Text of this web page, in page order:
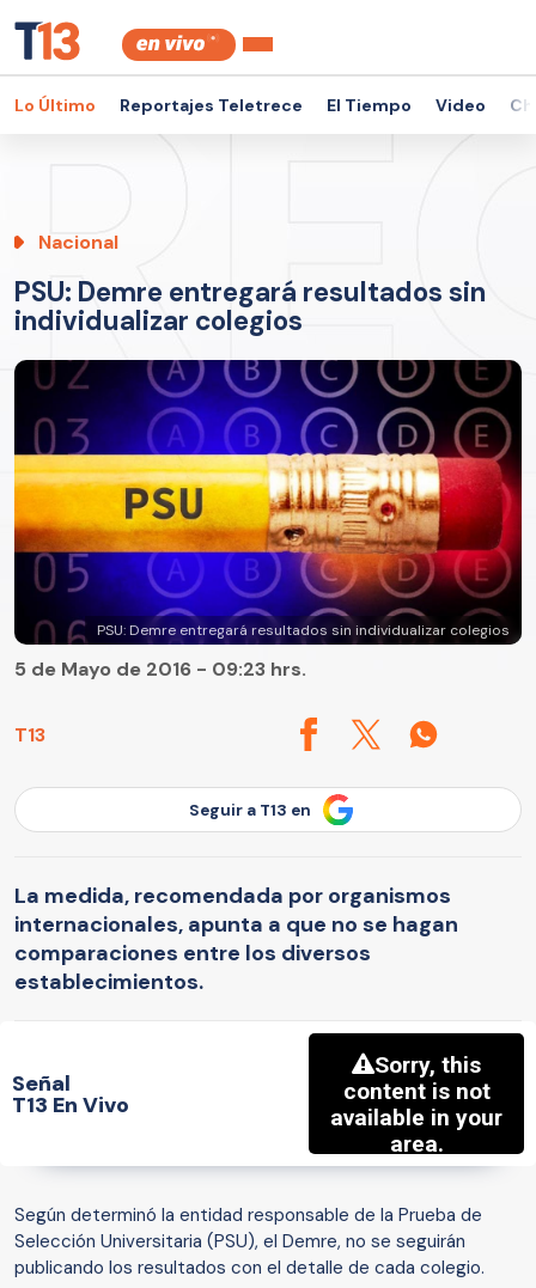
Lo Último Reportajes Teletrece El Tiempo Video
Nacional
PSU: Demre entregará resultados sin
individualizar colegios
PSU: Demre entregará resultados sin individualizar colegios
T13
5 de Mayo de 2016 - 09:23 hrs.
Seguir a T13 en
La medida, recomendada por organismos
internacionales, apunta a que no se hagan
comparaciones entre los diversos
establecimientos.
Señal
T13 En Vivo
Según determinó la entidad responsable de la Prueba de
Selección Universitaria (PSU), el Demre, no se seguirán
publicando los resultados con el detalle de cada colegio.